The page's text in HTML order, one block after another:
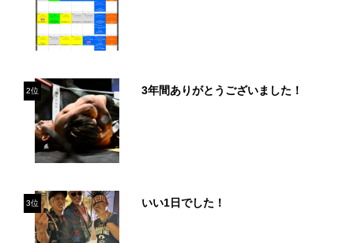
2位 3年間ありがとうございました！
3位 いい1日でした！